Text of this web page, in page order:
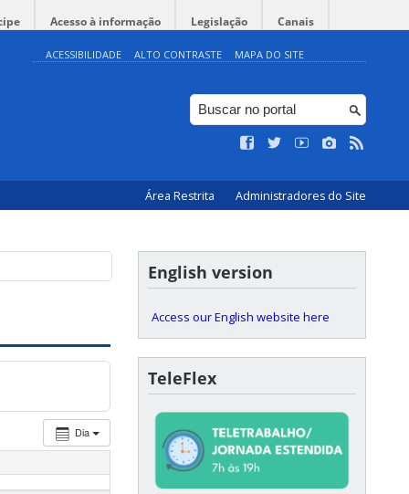
Acesso à informação Legislação Canais
ACESSIBILIDADE ALTO CONTRASTE MAPA DO SITE
Área Restrita Administradores do Site
Dia
English version
Access our English website here
TeleFlex